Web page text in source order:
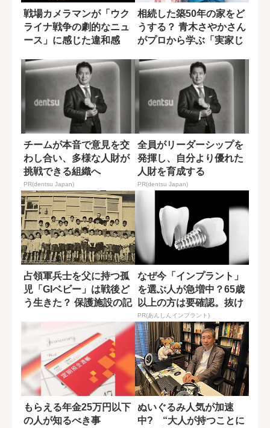
戦場カメラマンが「ウク
ライナ戦争の劇的なニュ
ース」に感じた違和感
相続した築50年の家をど
うする？ 青木さやかさん
がプロから学ぶ「実家じ
チームが本音で意見を交
わし合い、多様な人財が
挑戦できる組織へ
PR(dentsu Japan)
全員がリーダーシップを
発揮し、自分より優れた
人財を育成する
PR(dentsu Japan)
占領軍兵士を父に持つ孤
児「GIベビー」は戦後ど
う生きた？ 保護施設の記
なぜ今「インプラント」
を選ぶ人が急増中？65歳
以上の方は要確認。抜け
た歯の放置は...
PR(あんしんインプラント)
もらえる年金25万円以下
の人が知るべき事
ぬいぐるみ人気が加速
中? “大人が持つことに